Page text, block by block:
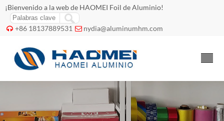
¡Bienvenido a la web de HAOMEI Foil de Aluminio!
 +86 18137889531  nydia@aluminumhm.com